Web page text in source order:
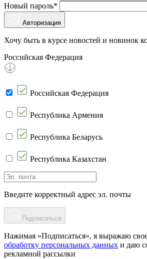
Новый пароль*
Авторизация
Хочу быть в курсе новостей и новинок
Российская Федерация
Российская Федерация
Республика Армения
Республика Беларусь
Республика Казахстан
Введите корректный адрес эл. почты
Подписаться
Нажимая «Подписаться», я выражаю свое
обработку персональных данных и даю
рекламной рассылки